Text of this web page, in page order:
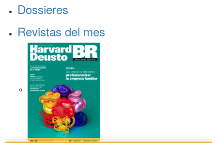
Dossieres
Revistas del mes